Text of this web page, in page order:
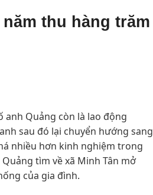
thu hàng trăm
Quảng còn là lao động
sau đó lại chuyển hướng sang
nhiều hơn kinh nghiệm trong
tìm về xã Minh Tân mở
của gia đình.